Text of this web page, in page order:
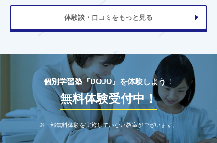
体験談・口コミをもっと見る
個別学習塾『DOJO』を体験しよう！
無料体験受付中！
※一部無料体験を実施していない教室がございます。